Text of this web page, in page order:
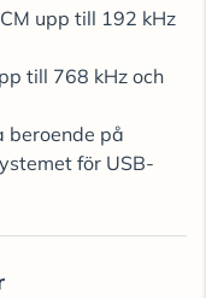
upp till 192 kHz
till 768 kHz och
beroende på
för USB-